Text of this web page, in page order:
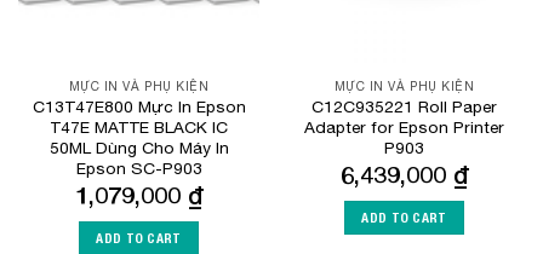
MỰC IN VÀ PHỤ KIỆN
C13T47E800 Mực In Epson
T47E MATTE BLACK IC
50ML Dùng Cho Máy In
Epson SC-P903
1,079,000 ₫
ADD TO CART
MỰC IN VÀ PHỤ KIỆN
C12C935221 Roll Paper
Adapter for Epson Printer
P903
6,439,000 ₫
ADD TO CART